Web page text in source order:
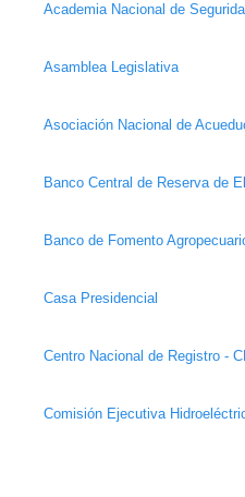
Academia Nacional de
Asamblea Legislativa
Asociación Nacional de
Banco Central de Reserva de
Banco de Fomento
Casa Presidencial
Centro Nacional de Registro -
Comisión Ejecutiva